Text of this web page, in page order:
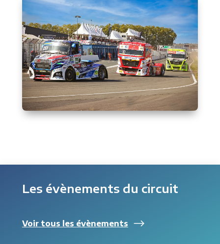
Les évènements du circuit
Voir tous les évènements